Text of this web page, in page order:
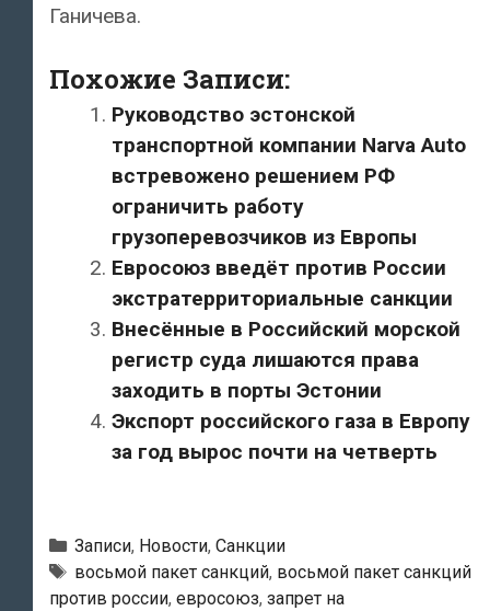
Ганичева.
Похожие Записи:
Руководство эстонской
транспортной компании Narva Auto
встревожено решением РФ
ограничить работу
грузоперевозчиков из Европы
Евросоюз введёт против России
экстратерриториальные санкции
Внесённые в Российский морской
регистр суда лишаются права
заходить в порты Эстонии
Экспорт российского газа в Европу
за год вырос почти на четверть
Рубрики
Записи, Новости, Санкции
Тэги
восьмой пакет санкций, восьмой пакет санкций
против россии, евросоюз, запрет на